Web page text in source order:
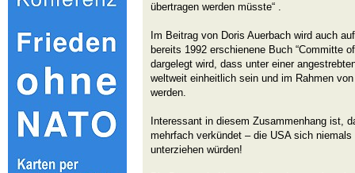
übertragen werden müsste“ .
Im Beitrag von Doris Auerbach wird auch
bereits 1992 erschienene Buch “Committe
dargelegt wird, dass unter einer
weltweit einheitlich sein und im Rahmen
werden.
Interessant in diesem Zusammenhang ist,
mehrfach verkündet – die USA sich
unterziehen würden!